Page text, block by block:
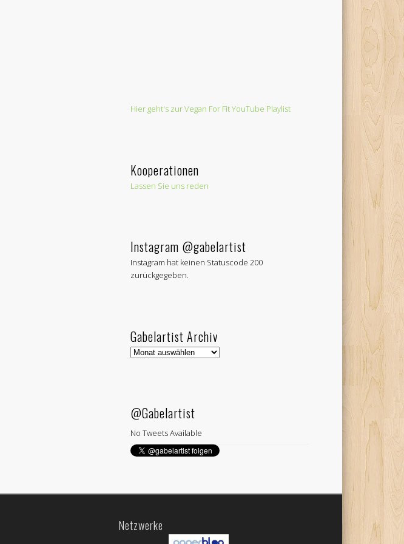
Hier geht's zur Vegan For Fit YouTube Playlist
Kooperationen
Lassen Sie uns reden
Instagram @gabelartist
Instagram hat keinen Statuscode 200
zurückgegeben.
Gabelartist Archiv
Gabelartist
@Gabelartist
No Tweets Available
Netzwerke